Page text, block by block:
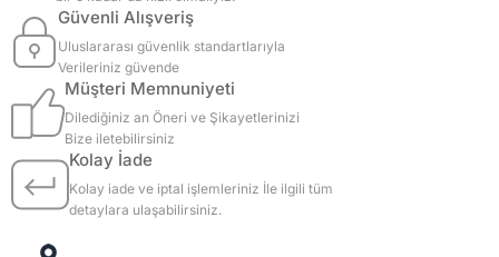
Güvenli Alışveriş
Uluslararası güvenlik standartlarıyla
Verileriniz güvende
Müşteri Memnuniyeti
Dilediğiniz an Öneri ve Şikayetlerinizi
Bize iletebilirsiniz
Kolay İade
Kolay iade ve iptal işlemleriniz İle ilgili tüm
detaylara ulaşabilirsiniz.